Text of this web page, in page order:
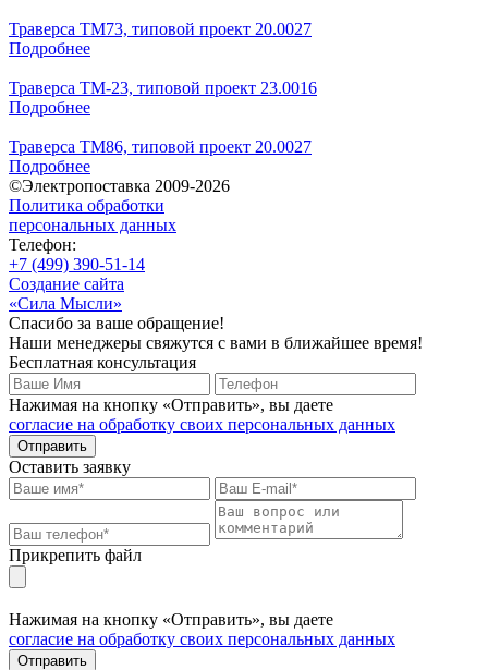
Траверса ТМ73, типовой проект 20.0027
Подробнее
Траверса ТМ-23, типовой проект 23.0016
Подробнее
Траверса ТМ86, типовой проект 20.0027
Подробнее
©Электропоставка 2009-2026
Политика обработки
персональных данных
Телефон:
+7 (499) 390-51-14
Создание сайта
«Сила Мысли»
Спасибо за ваше обращение!
Наши менеджеры свяжутся с вами в ближайшее время!
Бесплатная консультация
Нажимая на кнопку «Отправить», вы даете
согласие на обработку своих персональных данных
Отправить
Оставить заявку
Прикрепить файл
Нажимая на кнопку «Отправить», вы даете
согласие на обработку своих персональных данных
Отправить